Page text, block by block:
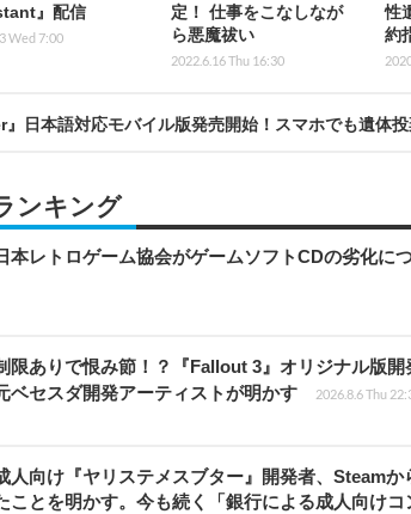
』配信
Wed 7:00
定！ 仕事をこなしなが
ら悪魔祓い
2022.6.16 Thu 16:30
性
約
日本語対応モバイル版発売開始！スマホでも遺体
ンキング
本レトロゲーム協会がゲームソフトCDの劣化に
限ありで恨み節！？『Fallout 3』オリジナル版開
ベセスダ開発アーティストが明かす
2026.8.6 Thu
人向け『ヤリステメスブター』開発者、Steamか
ことを明かす。今も続く「銀行による成人向けコ